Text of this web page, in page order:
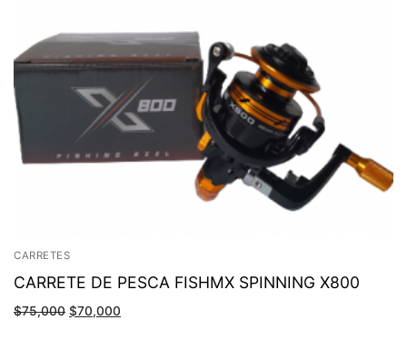
CARRETES
CARRETE DE PESCA FISHMX SPINNING X800
$75,000 $70,000